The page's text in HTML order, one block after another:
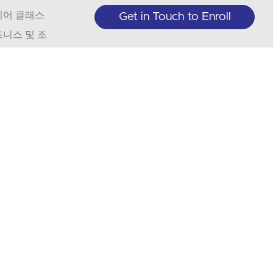
어 클래스
니스 및 조
Get in Touch to Enroll